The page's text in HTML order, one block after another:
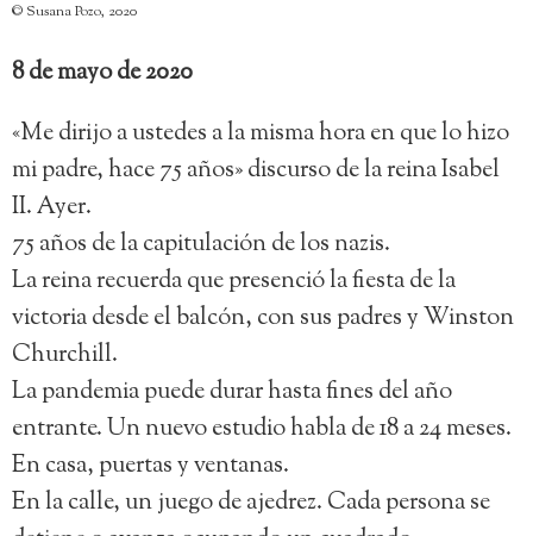
© Susana Pozo, 2020
8 de mayo de 2020
«Me dirijo a ustedes a la misma hora en que lo hizo
mi padre, hace 75 años» discurso de la reina Isabel
II. Ayer.
75 años de la capitulación de los nazis.
La reina recuerda que presenció la fiesta de la
victoria desde el balcón, con sus padres y Winston
Churchill.
La pandemia puede durar hasta fines del año
entrante. Un nuevo estudio habla de 18 a 24 meses.
En casa, puertas y ventanas.
En la calle, un juego de ajedrez. Cada persona se